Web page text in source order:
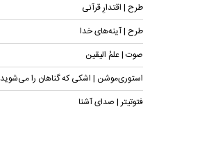
طرح | اقتدارِ قرآنی
طرح | آینه‌های خدا
صوت | علمُ الیقین
استوری‌موشن | اشکی که گناهان را می‌شوید
فتوتیتر | صدای آشنا